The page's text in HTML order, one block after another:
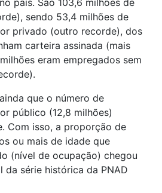
sendo 53,4 milhões de
privado (outro recorde), dos
carteira assinada (mais
eram empregados sem
que o número de
público (12,8 milhões)
Com isso, a proporção de
ou mais de idade que
(nível de ocupação) chegou
da série histórica da PNAD